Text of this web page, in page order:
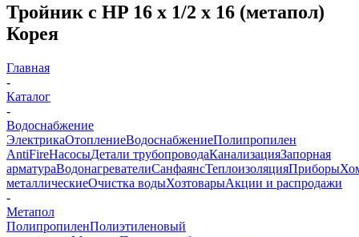
Тройник с HP 16 х 1/2 х 16 (метапол)
Корея
Главная
-
Каталог
-
Водоснабжение
ЭлектрикаОтоплениеВодоснабжениеПолипропилен
AntiFireНасосыДетали трубопроводаКанализацияЗапорная
арматураВодонагревателиСанфаянсТеплоизоляцияПриборы
металлическиеОчистка водыХозтоварыАкции и распродажи
-
Метапол
ПолипропиленПолиэтиленовый